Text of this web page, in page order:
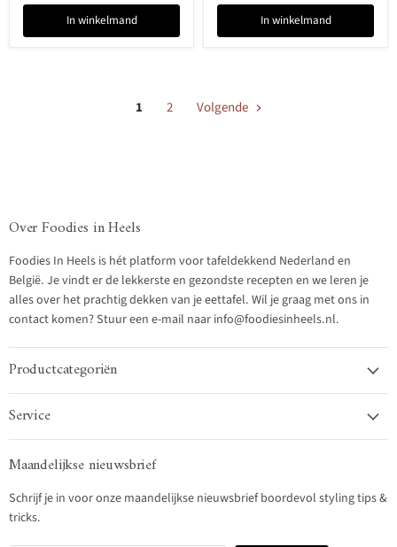
In winkelmand In winkelmand
1 2 Volgende
Over Foodies in Heels
Foodies In Heels is hét platform voor tafeldekkend Nederland en
België. Je vindt er de lekkerste en gezondste recepten en we leren je
alles over het prachtig dekken van je eettafel. Wil je graag met ons in
contact komen? Stuur een e-mail naar info@foodiesinheels.nl.
Productcategoriën
Service
Maandelijkse nieuwsbrief
Schrijf je in voor onze maandelijkse nieuwsbrief boordevol styling tips &
tricks.